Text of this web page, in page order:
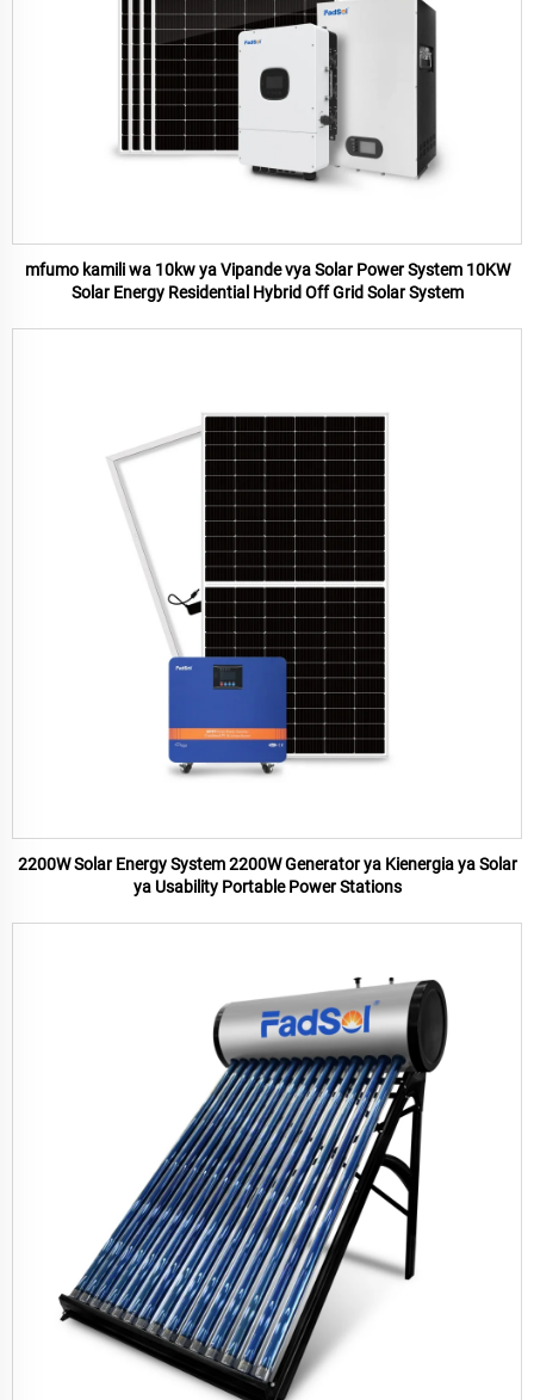
mfumo kamili wa 10kw ya Vipande vya Solar Power System 10KW
Solar Energy Residential Hybrid Off Grid Solar System
2200W Solar Energy System 2200W Generator ya Kienergia ya Solar
ya Usability Portable Power Stations